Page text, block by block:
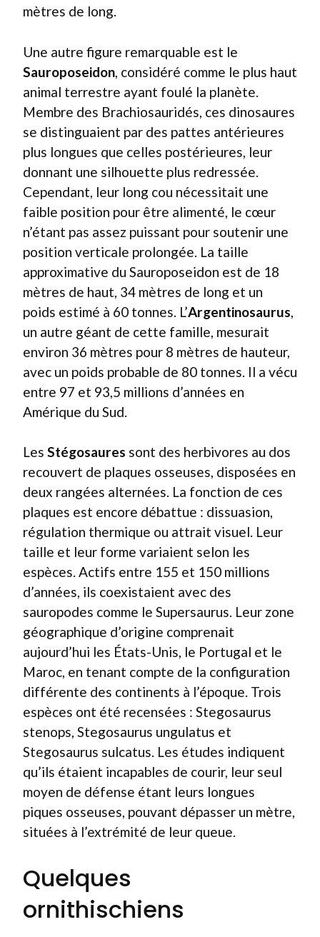
mètres de long.
Une autre figure remarquable est le
Sauroposeidon , considéré comme le plus haut
animal terrestre ayant foulé la planète.
Membre des Brachiosauridés, ces dinosaures
se distinguaient par des pattes antérieures
plus longues que celles postérieures, leur
donnant une silhouette plus redressée.
Cependant, leur long cou nécessitait une
faible position pour être alimenté, le cœur
n’étant pas assez puissant pour soutenir une
position verticale prolongée. La taille
approximative du Sauroposeidon est de 18
mètres de haut, 34 mètres de long et un
poids estimé à 60 tonnes. L’Argentinosaurus
un autre géant de cette famille, mesurait
environ 36 mètres pour 8 mètres de hauteur,
avec un poids probable de 80 tonnes. Il a vécu
entre 97 et 93,5 millions d’années en
Amérique du Sud.
Les Stégosaures sont des herbivores au dos
recouvert de plaques osseuses, disposées en
deux rangées alternées. La fonction de ces
plaques est encore débattue : dissuasion,
régulation thermique ou attrait visuel. Leur
taille et leur forme variaient selon les
espèces. Actifs entre 155 et 150 millions
d’années, ils coexistaient avec des
sauropodes comme le Supersaurus. Leur zone
géographique d’origine comprenait
aujourd’hui les États-Unis, le Portugal et le
Maroc, en tenant compte de la configuration
différente des continents à l’époque. Trois
espèces ont été recensées : Stegosaurus
stenops, Stegosaurus ungulatus et
Stegosaurus sulcatus. Les études indiquent
qu’ils étaient incapables de courir, leur seul
moyen de défense étant leurs longues
piques osseuses, pouvant dépasser un mètre,
situées à l’extrémité de leur queue.
Quelques
ornithischiens